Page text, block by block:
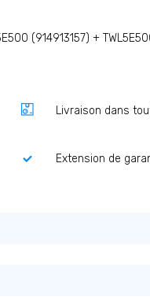
(914913157) +
Livraison dans
Extension de